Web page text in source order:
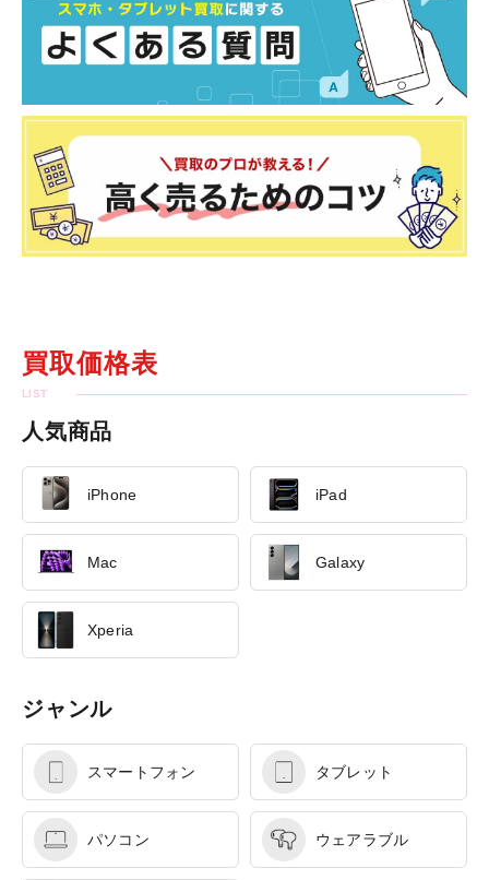
買取価格表
人気商品
iPhone iPad
Mac Galaxy
Xperia
ジャンル
スマートフォン タブレット
パソコン ウェアラブル